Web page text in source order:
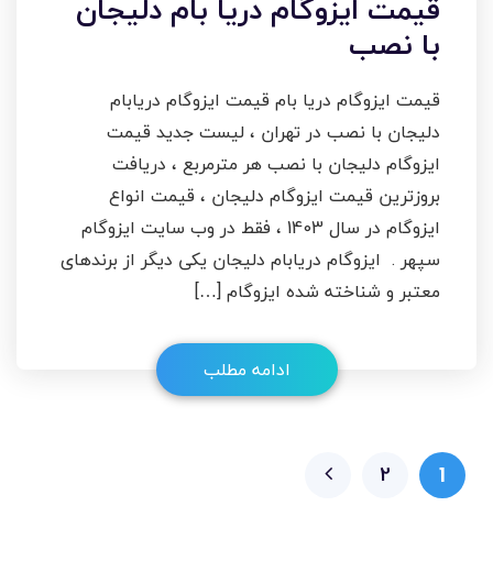
با نصب
قیمت ایزوگام دریا بام قیمت ایزوگام دریابام
دلیجان با نصب در تهران ، لیست جدید قیمت
ایزوگام دلیجان با نصب هر مترمربع ، دریافت
بروزترین قیمت ایزوگام دلیجان ، قیمت انواع
ایزوگام در سال 1403 ، فقط در وب سایت ایزوگام
سپهر . ایزوگام دریابام دلیجان یکی دیگر از برندهای
معتبر و شناخته شده ایزوگام […]
ادامه مطلب
1
2